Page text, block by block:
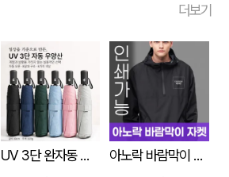
더보기
UV 3단 완자동 양우산
아노락 바람막이 자켓 주문제작 전사인쇄